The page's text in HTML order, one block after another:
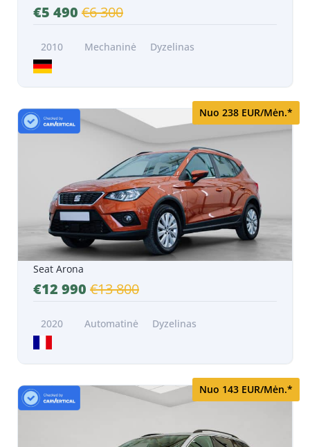
€5 490 €6 300
2010 Mechaninė Dyzelinas
Nuo 238 EUR/Mėn.*
Seat Arona
€12 990 €13 800
2020 Automatinė Dyzelinas
Nuo 143 EUR/Mėn.*